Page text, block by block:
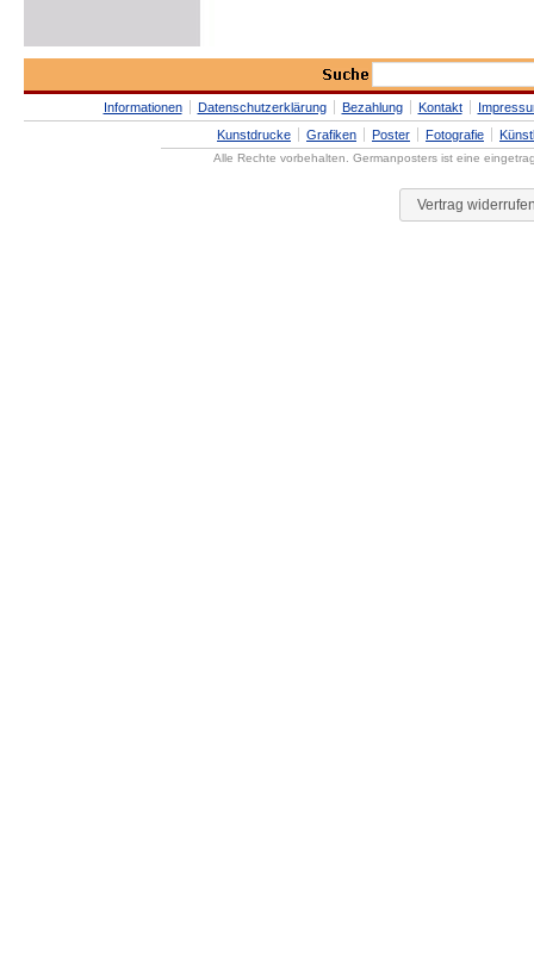
Informationen Datenschutzerklärung Bezahlung Kontakt
Kunstdrucke
Grafiken Poster Fotografie
Alle Rechte vorbehalten. Germanposters ist eine
Vertrag